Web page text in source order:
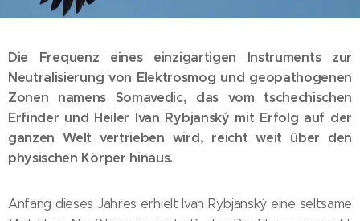
Die Frequenz eines einzigartigen Instruments zur
Neutralisierung von Elektrosmog und geopathogenen
Zonen namens Somavedic, das vom tschechischen
Erfinder und Heiler Ivan Rybjanský mit Erfolg auf der
ganzen Welt vertrieben wird, reicht weit über den
physischen Körper hinaus.
Anfang dieses Jahres erhielt Ivan Rybjanský eine seltsame